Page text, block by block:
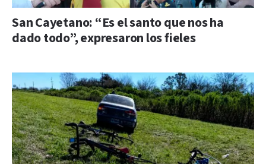
San Cayetano: “Es el santo que nos ha
dado todo”, expresaron los fieles